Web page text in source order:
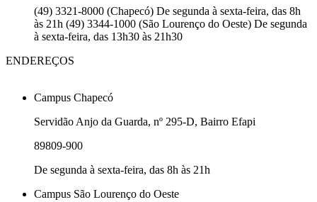
(49) 3321-8000 (Chapecó) De segunda à sexta-feira, das 8h
às 21h (49) 3344-1000 (São Lourenço do Oeste) De segunda
à sexta-feira, das 13h30 às 21h30
ENDEREÇOS
Campus Chapecó
Servidão Anjo da Guarda, nº 295-D, Bairro Efapi
89809-900
De segunda à sexta-feira, das 8h às 21h
Campus São Lourenço do Oeste